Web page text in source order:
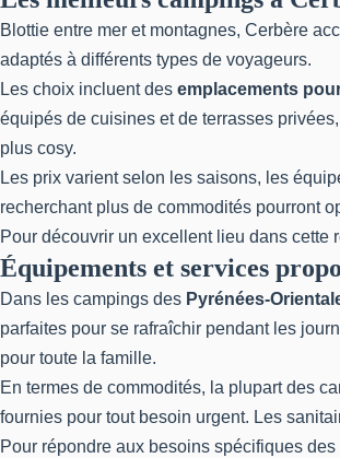
Blottie entre mer et montagnes, Cerbère
adaptés à différents types de voyageurs.
Les choix incluent des emplacements
équipés de cuisines et de terrasses
plus cosy.
Les prix varient selon les saisons, les
recherchant plus de commodités pourront
Pour découvrir un excellent lieu dans cette
Équipements et services
Dans les campings des Pyrénées-
parfaites pour se rafraîchir pendant les
pour toute la famille.
En termes de commodités, la plupart des
fournies pour tout besoin urgent. Les
Pour répondre aux besoins spécifiques des